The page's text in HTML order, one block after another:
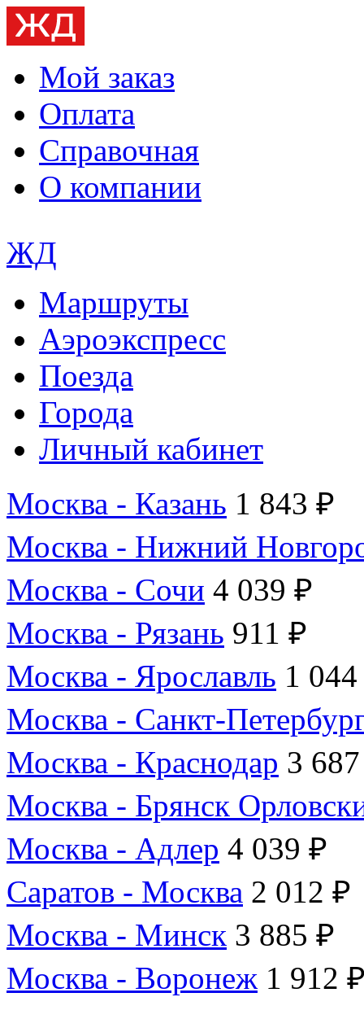
Мой заказ
Оплата
Справочная
О компании
ЖД
Маршруты
Аэроэкспресс
Поезда
Города
Личный кабинет
Москва - Казань 1 843 ₽
Москва - Нижний
Москва - Сочи 4 039 ₽
Москва - Рязань 911 ₽
Москва - Ярославль 1
Москва - Санкт-
Москва - Краснодар 3
Москва - Брянск
Москва - Адлер 4 039 ₽
Саратов - Москва 2 012 ₽
Москва - Минск 3 885 ₽
Москва - Воронеж 1 912